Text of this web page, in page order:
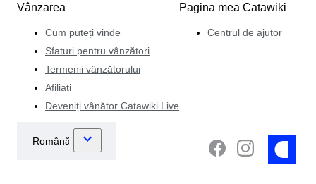
Vânzarea
Cum puteți vinde
Sfaturi pentru vânzători
Termenii vânzătorului
Afiliați
Deveniți vânător Catawiki Live
Pagina mea Catawiki
Centrul de ajutor